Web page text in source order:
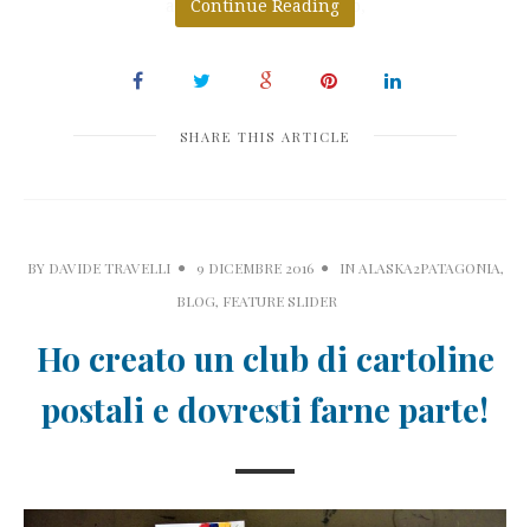
avessi un solo tentativo,
Continue Reading
SHARE THIS ARTICLE
BY DAVIDE TRAVELLI 9 DICEMBRE 2016 INALASKA2PATAGONIA,
BLOG, FEATURE SLIDER
Ho creato un club di cartoline
postali e dovresti farne parte!